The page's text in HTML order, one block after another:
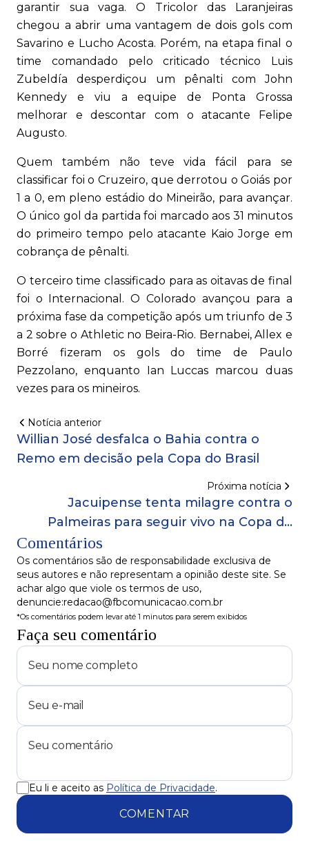
garantir sua vaga. O Tricolor das Laranjeiras
chegou a abrir uma vantagem de dois gols com
Savarino e Lucho Acosta. Porém, na etapa final o
time comandado pelo criticado técnico Luis
Zubeldía desperdiçou um pênalti com John
Kennedy e viu a equipe de Ponta Grossa
melhorar e descontar com o atacante Felipe
Augusto.
Quem também não teve vida fácil para se
classificar foi o Cruzeiro, que derrotou o Goiás por
1 a 0, em pleno estádio do Mineirão, para avançar.
O único gol da partida foi marcado aos 31 minutos
do primeiro tempo pelo atacante Kaio Jorge em
cobrança de pênalti.
O terceiro time classificado para as oitavas de final
foi o Internacional. O Colorado avançou para a
próxima fase da competição após um triunfo de 3
a 2 sobre o Athletic no Beira-Rio. Bernabei, Allex e
Borré fizeram os gols do time de Paulo
Pezzolano, enquanto Ian Luccas marcou duas
vezes para os mineiros.
Notícia anterior
Willian José desfalca o Bahia contra o
Remo em decisão pela Copa do Brasil
Próxima notícia
Jacuipense tenta milagre contra o
Palmeiras para seguir vivo na Copa do
Comentários
Os comentários são de responsabilidade exclusiva de
seus autores e não representam a opinião deste site. Se
achar algo que viole os termos de uso,
denuncie:redacao@fbcomunicacao.com.br
*Os comentários podem levar até 1 minutos para serem exibidos
Faça seu comentário
Eu li e aceito as Política de Privacidade.
COMENTAR